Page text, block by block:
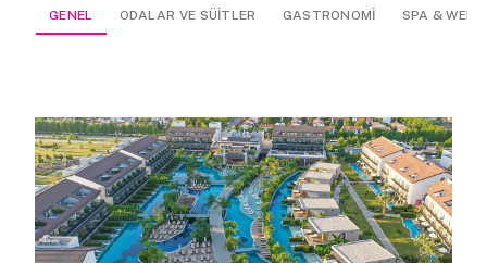
GENEL ODALAR VE SÜİTLER GASTRONOMİ SPA &